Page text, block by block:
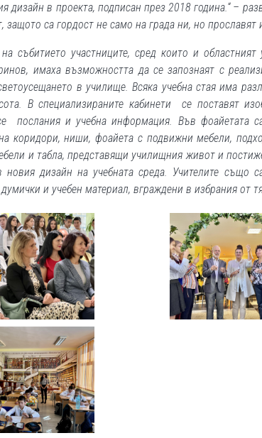
дизайн в проекта, подписан през 2018 година.“ –
защото са гордост не само на града ни, но прославят
събитието участниците, сред които и
имаха възможността да се запознаят с
в училище. Всяка учебна стая има
В специализираните кабинети се поставят
послания и учебна информация. Във фоайетата
коридори, ниши, фоайета с подвижни мебели,
и табла, представящи училищния живот и
новия дизайн на учебната среда. Учителите
и учебен материал, вграждени в избрания от